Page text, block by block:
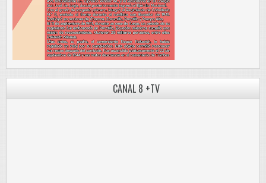
CANAL 8 +TV